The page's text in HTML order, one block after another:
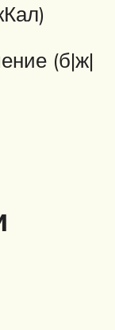
(б|ж|